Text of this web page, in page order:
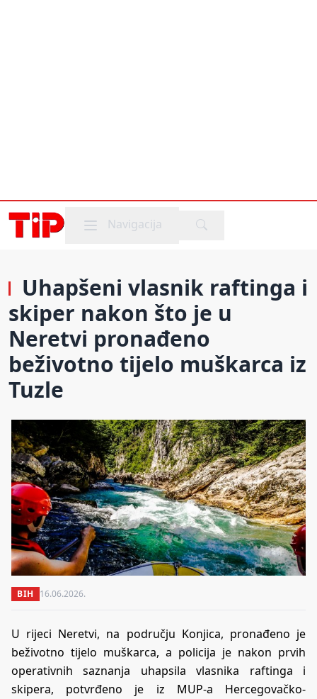
Mobile menu
Navigacija
Uhapšeni vlasnik raftinga i
skiper nakon što je u
Neretvi pronađeno
beživotno tijelo muškarca iz
Tuzle
BIH 16.06.2026.
U rijeci Neretvi, na području Konjica, pronađeno je
beživotno tijelo muškarca, a policija je nakon prvih
operativnih saznanja uhapsila vlasnika raftinga i
skipera, potvrđeno je iz MUP-a Hercegovačko-